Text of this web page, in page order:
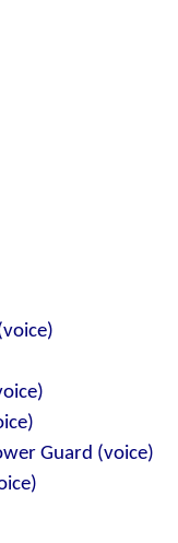
Guard (voice)